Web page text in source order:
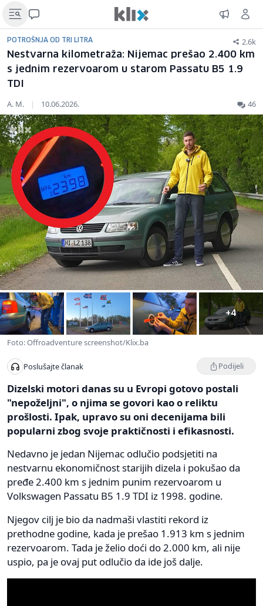
POTROŠNJA OD TRI LITRA 2.6k
Nestvarna kilometraža: Nijemac prešao 2.400 km
s jednim rezervoarom u starom Passatu B5 1.9
TDI
A. M. | 10.06.2026. 46
+4
Foto: Offroadventure screenshot/Klix.ba
Poslušajte članak Podijeli
Dizelski motori danas su u Evropi gotovo postali
"nepoželjni", o njima se govori kao o reliktu
prošlosti. Ipak, upravo su oni decenijama bili
popularni zbog svoje praktičnosti i efikasnosti.
Nedavno je jedan Nijemac odlučio podsjetiti na
nestvarnu ekonomičnost starijih dizela i pokušao da
pređe 2.400 km s jednim punim rezervoarom u
Volkswagen Passatu B5 1.9 TDI iz 1998. godine.
Njegov cilj je bio da nadmaši vlastiti rekord iz
prethodne godine, kada je prešao 1.913 km s jednim
rezervoarom. Tada je želio doći do 2.000 km, ali nije
uspio, pa je ovaj put odlučio da ide još dalje.